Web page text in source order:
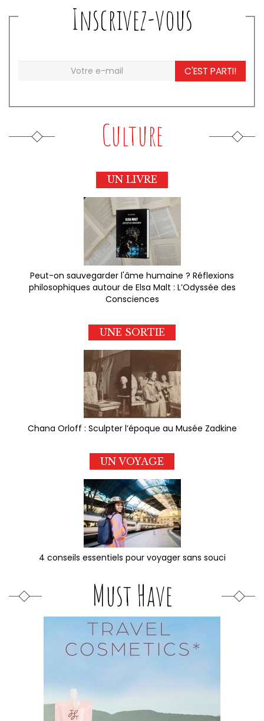
Inscrivez-vous
C'EST PARTI!
Culture
UN LIVRE
Peut-on sauvegarder l'âme humaine ? Réflexions
philosophiques autour de Elsa Malt : L’Odyssée des
Consciences
UNE SORTIE
Chana Orloff : Sculpter l’époque au Musée Zadkine
UN VOYAGE
4 conseils essentiels pour voyager sans souci
Must Have